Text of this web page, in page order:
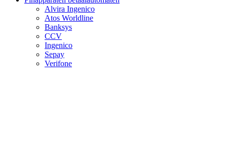
Alvira Ingenico
Atos Worldline
Banksys
CCV
Ingenico
Sepay
Verifone